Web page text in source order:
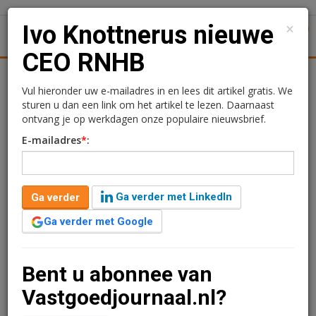
Ivo Knottnerus nieuwe
CEO RNHB
Kimberly Camu
24 januari 2017 om 11:26
10 jaar geleden aangepast
1 minuut leestijd
RNHB, specialist in hypothecaire leningen voor
Richard van Altena starten als Chief Financial & Risk
Officer.
×
Ivo Knottnerus nieuwe
CEO RNHB
Vul hieronder uw e-mailadres in en lees dit artikel gratis. We
sturen u dan een link om het artikel te lezen. Daarnaast
ontvang je op werkdagen onze populaire nieuwsbrief.
E-mailadres*:
Ga verder
Ga verder met LinkedIn
Ga verder met Google
Bent u abonnee van
Vastgoedjournaal.nl?